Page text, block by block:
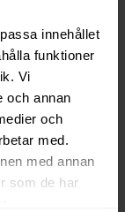
innehållet
funktioner
Vi
och annan
och
med.
med annan
som de har